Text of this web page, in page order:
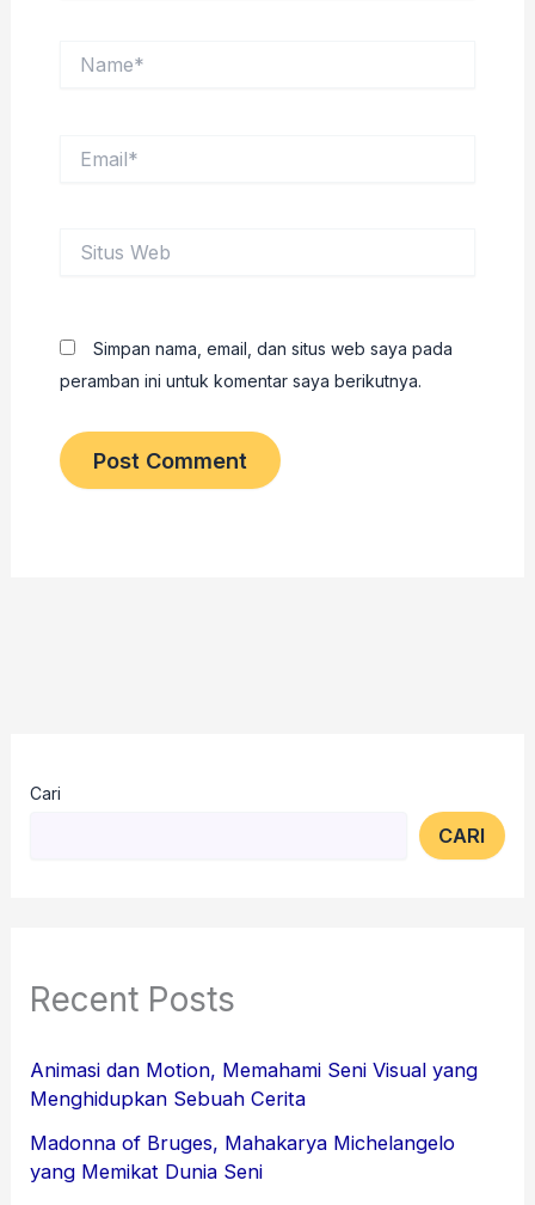
Web
Simpan nama, email, dan situs web saya pada
peramban ini untuk komentar saya berikutnya.
Cari
CARI
Recent Posts
Animasi dan Motion, Memahami Seni Visual yang
Menghidupkan Sebuah Cerita
Madonna of Bruges, Mahakarya Michelangelo
yang Memikat Dunia Seni